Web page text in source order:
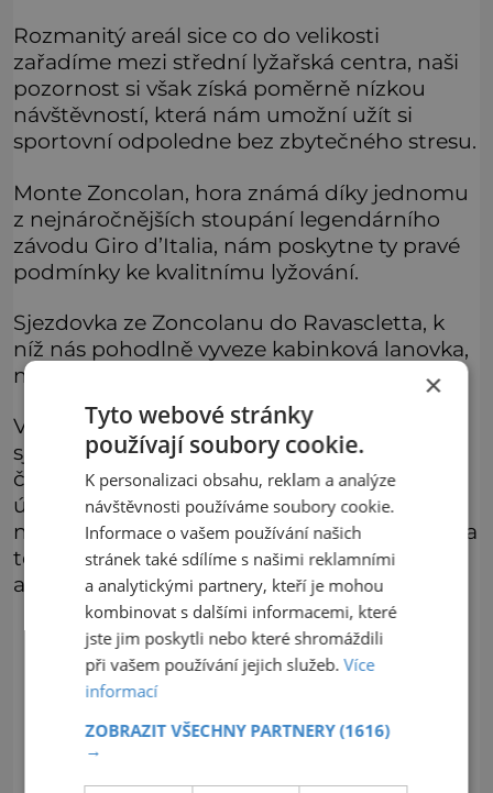
Rozmanitý areál sice co do velikosti
zařadíme mezi střední lyžařská centra, naši
pozornost si však získá poměrně nízkou
návštěvností, která nám umožní užít si
sportovní odpoledne bez zbytečného stresu.
Monte Zoncolan, hora známá díky jednomu
z nejnáročnějších stoupání legendárního
závodu Giro d’Italia, nám poskytne ty pravé
podmínky ke kvalitnímu lyžování.
Sjezdovka ze Zoncolanu do Ravascletta, k
níž nás pohodlně vyveze kabinková lanovka,
nám umožní jízdu po krásné dlouhé pistě.
Vyzkoušet můžeme také o něco strmější
sjezdovku Lavet, na které se po téměř
čtyřkilometrové cestě do údolí pokocháme
úchvatným panoramatem. Uspokojení se
nám dostane i se snowboardem na nohou, a
to když si zaskáčeme ve zdejší freestylové
aréně!
×
Tyto webové stránky
používají soubory cookie.
K personalizaci obsahu, reklam a analýze
návštěvnosti používáme soubory cookie.
Informace o vašem používání našich
stránek také sdílíme s našimi reklamními
a analytickými partnery, kteří je mohou
kombinovat s dalšími informacemi, které
jste jim poskytli nebo které shromáždili
při vašem používání jejich služeb.Více
informací
ZOBRAZIT VŠECHNY PARTNERY(1616)
→